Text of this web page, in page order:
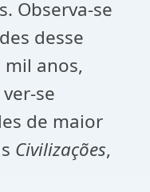
Observa-se
desse
anos,
se
de maior
Civilizações,